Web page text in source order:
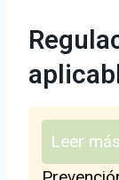
Leer más